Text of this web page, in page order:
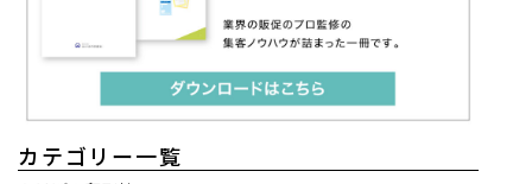
カテゴリー一覧